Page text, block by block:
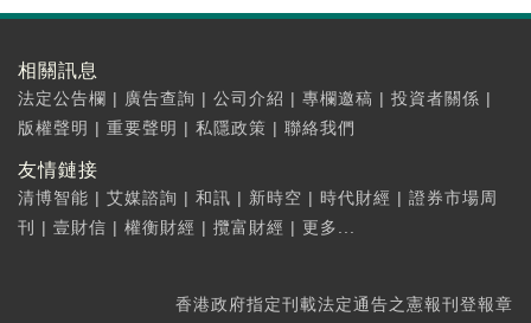
相關訊息
法定公告欄 | 廣告查詢 | 公司介紹 | 專欄邀稿 | 投資者關係 |
版權聲明 | 重要聲明 | 私隱政策 | 聯絡我們
友情鏈接
清博智能 | 艾媒諮詢 | 和訊 | 新時空 | 時代財經 | 證券市場周
刊
| 壹財信 | 權衡財經 | 攬富財經 | 更多...
香港政府指定刊載法定通告之憲報刊登報章